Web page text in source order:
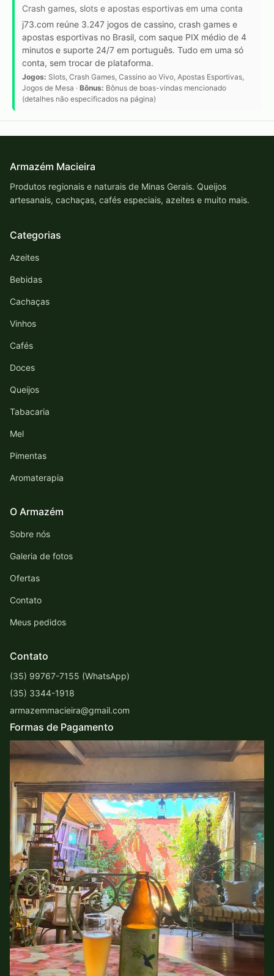
Crash games, slots e apostas esportivas em uma conta
j73.com reúne 3.247 jogos de cassino, crash games e
apostas esportivas no Brasil, com saque PIX médio de 4
minutos e suporte 24/7 em português. Tudo em uma só
conta, sem trocar de plataforma.
Jogos: Slots, Crash Games, Cassino ao Vivo, Apostas Esportivas,
Jogos de Mesa · Bônus: Bônus de boas-vindas mencionado
(detalhes não especificados na página)
Armazém Macieira
Produtos regionais e naturais de Minas Gerais. Queijos
artesanais, cachaças, cafés especiais, azeites e muito mais.
Categorias
Azeites
Bebidas
Cachaças
Vinhos
Cafés
Doces
Queijos
Tabacaria
Mel
Pimentas
Aromaterapia
O Armazém
Sobre nós
Galeria de fotos
Ofertas
Contato
Meus pedidos
Contato
(35) 99767-7155 (WhatsApp)
(35) 3344-1918
armazemmacieira@gmail.com
Formas de Pagamento